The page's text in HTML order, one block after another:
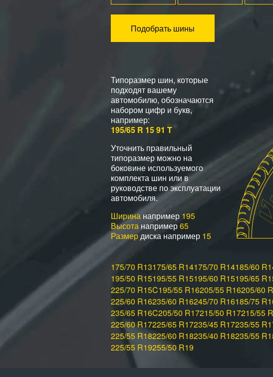
Подобрать шины
Типоразмер шин, которые
подходят вашему
автомобилю, обозначаются
набором цифр и букв,
например:
195/65 R 15 91 T
Уточнить правильный
типоразмер можно на
боковине используемого
комплекта шин или в
руководстве по эксплуатации
автомобиля.
Ширина например 195
Высота например65
Размер диска например 15
175/70 R13175/65 R14175/70 R14185/60
195/50 R15195/55 R15195/60 R15195/65
225/70 R15C195/55 R16205/55 R16205/60
225/60 R16235/60 R16245/70 R16185/75
235/65 R16C205/50 R17215/50 R17215/55
225/60 R17225/65 R17235/45 R17235/55
225/55 R18225/60 R18235/40 R18235/55
225/55 R19255/50 R19